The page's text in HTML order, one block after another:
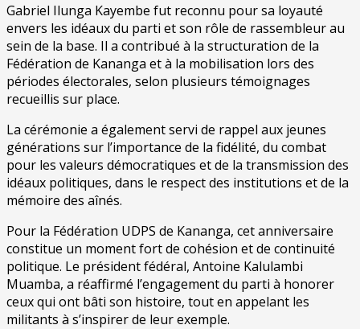
Gabriel Ilunga Kayembe fut reconnu pour sa loyauté
envers les idéaux du parti et son rôle de rassembleur au
sein de la base. Il a contribué à la structuration de la
Fédération de Kananga et à la mobilisation lors des
périodes électorales, selon plusieurs témoignages
recueillis sur place.
La cérémonie a également servi de rappel aux jeunes
générations sur l’importance de la fidélité, du combat
pour les valeurs démocratiques et de la transmission des
idéaux politiques, dans le respect des institutions et de la
mémoire des aînés.
Pour la Fédération UDPS de Kananga, cet anniversaire
constitue un moment fort de cohésion et de continuité
politique. Le président fédéral, Antoine Kalulambi
Muamba, a réaffirmé l’engagement du parti à honorer
ceux qui ont bâti son histoire, tout en appelant les
militants à s’inspirer de leur exemple.